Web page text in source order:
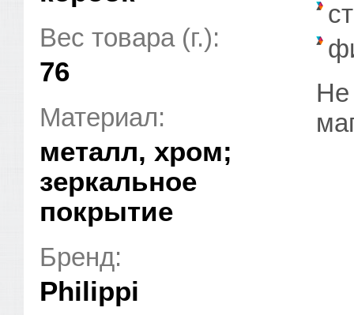
Вес товара (г.):
76
Материал:
металл, хром;
зеркальное
покрытие
Бренд:
Philippi
Не